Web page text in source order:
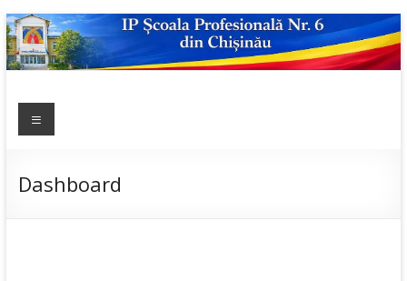
Skip
to
content
NR.6
scoala
nr.6; școală
Meniu
Dashboard